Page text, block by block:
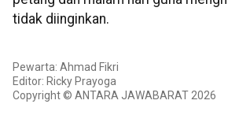
tidak diinginkan.
Pewarta: Ahmad Fikri
Editor: Ricky Prayoga
Copyright © ANTARA JAWABARAT 2026